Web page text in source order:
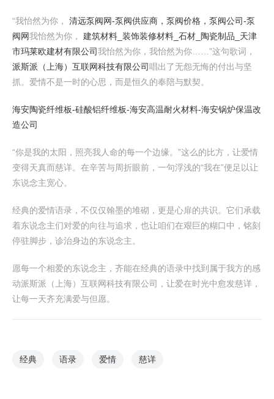
“我怡然为你， 清远泵阀网-泵阀供应商，泵阀价格，泵阀公司-泵
阀网我怡然为你， 建筑材料_装饰装修材料_石材_陶瓷制品_天津
市玛莱欧建材有限公司我怡然为你，我怡然为你……”这句歌词，
派斯派（上海）互联网科技有限公司唱出了无怨无悔的付出与坚
抓。爱情不是一时的心思，而是恒久的奉陪与默契。
海安陶瓷纤维板-硅酸铝纤维板-海安高温耐火材料-海安锅炉保温改
造公司
“你是我的太阳，照亮我人命的每一个边缘。”这么的比方，让爱情
变得天真而慈详。在辛苦与周折眼前，一句浮浅的“我在”便足以让
东说念主宽心。
经典的爱情语录，不仅仅翰墨的堆砌，更是心扉的共识。它们承载
着东说念主们对爱的向往与追求，也让咱们在艰巨的糊口中，铭刻
停驻脚步，诊治身边的东说念主。
愿每一个相爱的东说念主，齐能在经典的语录中找到属于我方的感
动派斯派（上海）互联网科技有限公司，让爱在时光中愈发慈详，
让每一天齐充满爱与但愿。
经典 语录 爱情 慈详